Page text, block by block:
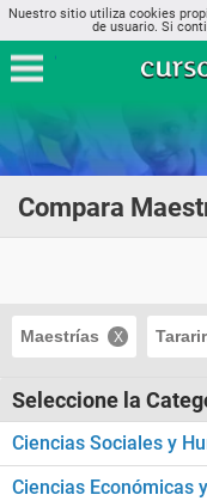
Nuestro sitio utiliza cookies
de usuario. Si
Compara
Maestrías
Seleccione la
Ciencias Sociales y
Ciencias Económicas